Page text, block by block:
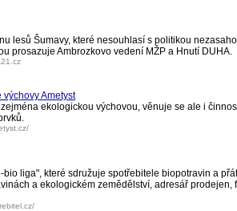
lesů Šumavy, které nesouhlasí s politikou
prosazuje Ambrozkovo vedení MŽP a Hnutí DUHA.
Ametyst
ekologickou výchovou, věnuje se ale i
bio liga", které sdružuje spotřebitele biopotravin a
a ekologickém zemědělství, adresář prodejen,